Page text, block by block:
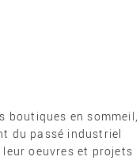
boutiques en sommeil,
du passé industriel
oeuvres et projets